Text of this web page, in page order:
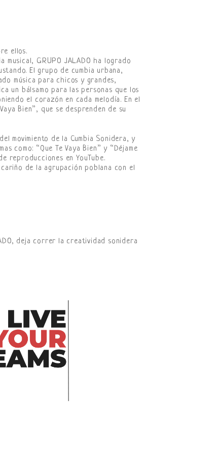
ellos.
GRUPO JALADO ha logrado
El grupo de cumbia urbana,
música para chicos y grandes,
un bálsamo para las personas que los
el corazón en cada melodía. En el
Bien”, que se desprenden de su
movimiento de la Cumbia Sonidera, y
como: “Que Te Vaya Bien” y “Déjame
reproducciones en YouTube.
de la agrupación poblana con el
deja correr la creatividad sonidera